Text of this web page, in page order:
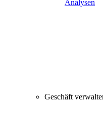
Analysen
Geschäft